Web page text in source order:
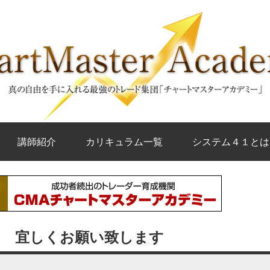
講師紹介 カリキュラム一覧 システム４１と
宜しくお願い致します